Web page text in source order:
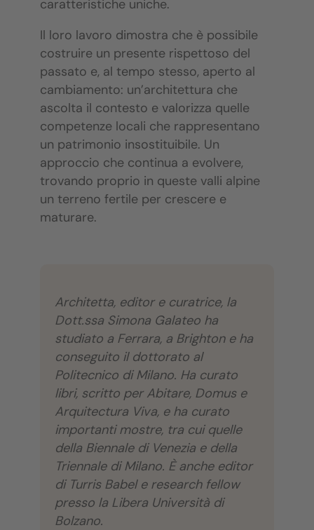
caratteristiche uniche.
Il loro lavoro dimostra che è possibile
costruire un presente rispettoso del
passato e, al tempo stesso, aperto al
cambiamento: un’architettura che
ascolta il contesto e valorizza quelle
competenze locali che rappresentano
un patrimonio insostituibile. Un
approccio che continua a evolvere,
trovando proprio in queste valli alpine
un terreno fertile per crescere e
maturare.
Architetta, editor e curatrice, la
Dott.ssa Simona Galateo ha
studiato a Ferrara, a Brighton e ha
conseguito il dottorato al
Politecnico di Milano. Ha curato
libri, scritto per Abitare, Domus e
Arquitectura Viva, e ha curato
importanti mostre, tra cui quelle
della Biennale di Venezia e della
Triennale di Milano. È anche editor
di Turris Babel e research fellow
presso la Libera Università di
Bolzano.